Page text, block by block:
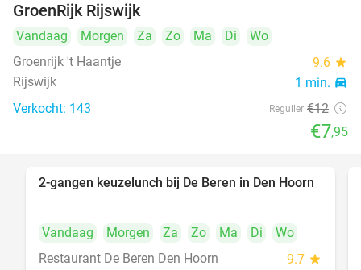
GroenRijk Rijswijk
Vandaag Morgen Za Zo Ma Di
Wo
Groenrijk 't Haantje
9.6 star
Rijswijk 1 min. directions_car
Verkocht: 143 Regulier €12
€7,95
43%
2-gangen keuzelunch bij De Beren in Den Hoorn
Vandaag Morgen Za Zo Ma Di
Wo
Restaurant De Beren Den Hoorn
9.7 star